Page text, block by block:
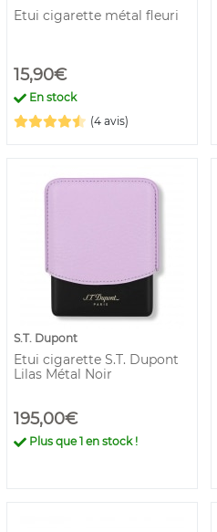
Etui cigarette métal fleuri
15,90€
En stock
(4 avis)
S.T. Dupont
Etui cigarette S.T. Dupont
Lilas Métal Noir
195,00€
Plus que1 en stock !